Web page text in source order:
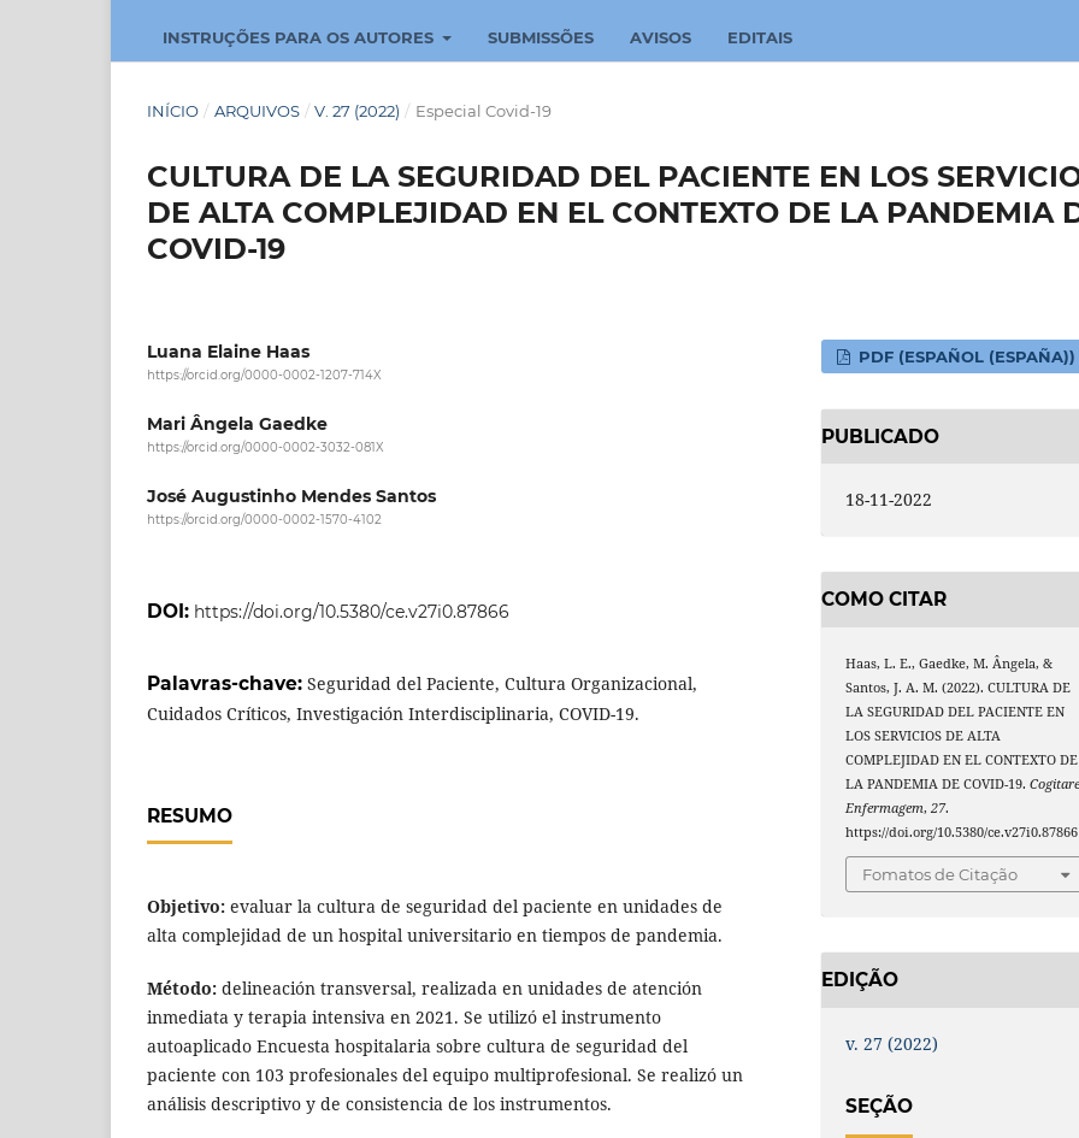
INSTRUÇÕES PARA OS AUTORES SUBMISSÕES AVISOS EDITAIS
INÍCIO / ARQUIVOS / V. 27 (2022) / Especial Covid-19
CULTURA DE LA SEGURIDAD DEL PACIENTE EN LOS
DE ALTA COMPLEJIDAD EN EL CONTEXTO DE LA PANDEMIA
COVID-19
Luana Elaine Haas
https://orcid.org/0000-0002-1207-714X
Mari Ângela Gaedke
https://orcid.org/0000-0002-3032-081X
José Augustinho Mendes Santos
https://orcid.org/0000-0002-1570-4102
DOI: https://doi.org/10.5380/ce.v27i0.87866
Palavras-chave: Seguridad del Paciente, Cultura Organizacional,
Cuidados Críticos, Investigación Interdisciplinaria, COVID-19.
RESUMO
Objetivo: evaluar la cultura de seguridad del paciente en unidades de
alta complejidad de un hospital universitario en tiempos de pandemia.
Método: delineación transversal, realizada en unidades de atención
inmediata y terapia intensiva en 2021. Se utilizó el instrumento
autoaplicado Encuesta hospitalaria sobre cultura de seguridad del
paciente con 103 profesionales del equipo multiprofesional. Se realizó un
análisis descriptivo y de consistencia de los instrumentos.
PDF (ESPAÑOL (ESPAÑA))
PUBLICADO
18-11-2022
COMO CITAR
Haas, L. E., Gaedke, M. Ângela, &
Santos, J. A. M. (2022). CULTURA DE
LA SEGURIDAD DEL PACIENTE EN
LOS SERVICIOS DE ALTA
COMPLEJIDAD EN EL CONTEXTO DE
LA PANDEMIA DE COVID-19.Cogitare
Enfermagem,27.
https://doi.org/10.5380/ce.v27i0.87866
Fomatos de Citação
EDIÇÃO
v. 27 (2022)
SEÇÃO